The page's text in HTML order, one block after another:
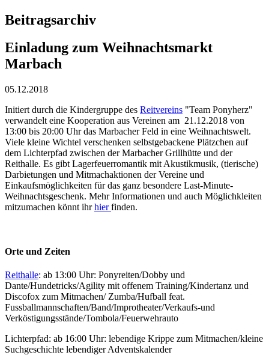
Beitragsarchiv
Einladung zum Weihnachtsmarkt
Marbach
05.12.2018
Initiert durch die Kindergruppe des Reitvereins "Team Ponyherz"
verwandelt eine Kooperation aus Vereinen am 21.12.2018 von
13:00 bis 20:00 Uhr das Marbacher Feld in eine Weihnachtswelt.
Viele kleine Wichtel verschenken selbstgebackene Plätzchen auf
dem Lichterpfad zwischen der Marbacher Grillhütte und der
Reithalle. Es gibt Lagerfeuerromantik mit Akustikmusik, (tierische)
Darbietungen und Mitmachaktionen der Vereine und
Einkaufsmöglichkeiten für das ganz besondere Last-Minute-
Weihnachtsgeschenk. Mehr Informationen und auch Möglichkleiten
mitzumachen könnt ihrhierfinden.
Orte und Zeiten
Reithalle: ab 13:00 Uhr: Ponyreiten/Dobby und
Dante/Hundetricks/Agility mit offenem Training/Kindertanz und
Discofox zum Mitmachen/ Zumba/Hufball feat.
Fussballmannschaften/Band/Improtheater/Verkaufs-und
Verköstigungsstände/Tombola/Feuerwehrauto
Lichterpfad: ab 16:00 Uhr: lebendige Krippe zum Mitmachen/kleine
Suchgeschichte lebendiger Adventskalender